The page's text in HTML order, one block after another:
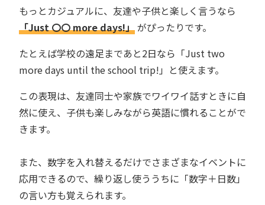
もっとカジュアルに、友達や子供と楽しく言うなら
「Just 〇〇 more days!」がぴったりです。
たとえば学校の遠足まであと2日なら「Just two
more days until the school trip!」と使えます。
この表現は、友達同士や家族でワイワイ話すときに自
然に使え、子供も楽しみながら英語に慣れることがで
きます。
また、数字を入れ替えるだけでさまざまなイベントに
応用できるので、繰り返し使ううちに「数字＋日数」
の言い方も覚えられます。